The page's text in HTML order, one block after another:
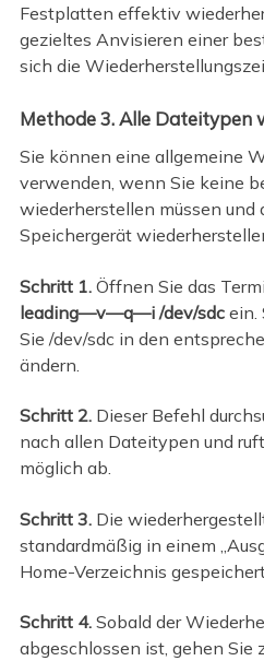
Festplatten effektiv
gezieltes Anvisieren einer
sich die
Methode 3. Alle Dateitypen
Sie können eine allgemeine
verwenden, wenn Sie keine
wiederherstellen müssen und
Speichergerät
Schritt 1.Öffnen Sie das
leading—v—q—i /dev/sdcein.
Sie /dev/sdc in den
ändern.
Schritt 2.Dieser Befehl
nach allen Dateitypen und
möglich ab.
Schritt 3.Die
standardmäßig in einem
Home-Verzeichnis
Schritt 4.Sobald der
abgeschlossen ist, gehen Sie